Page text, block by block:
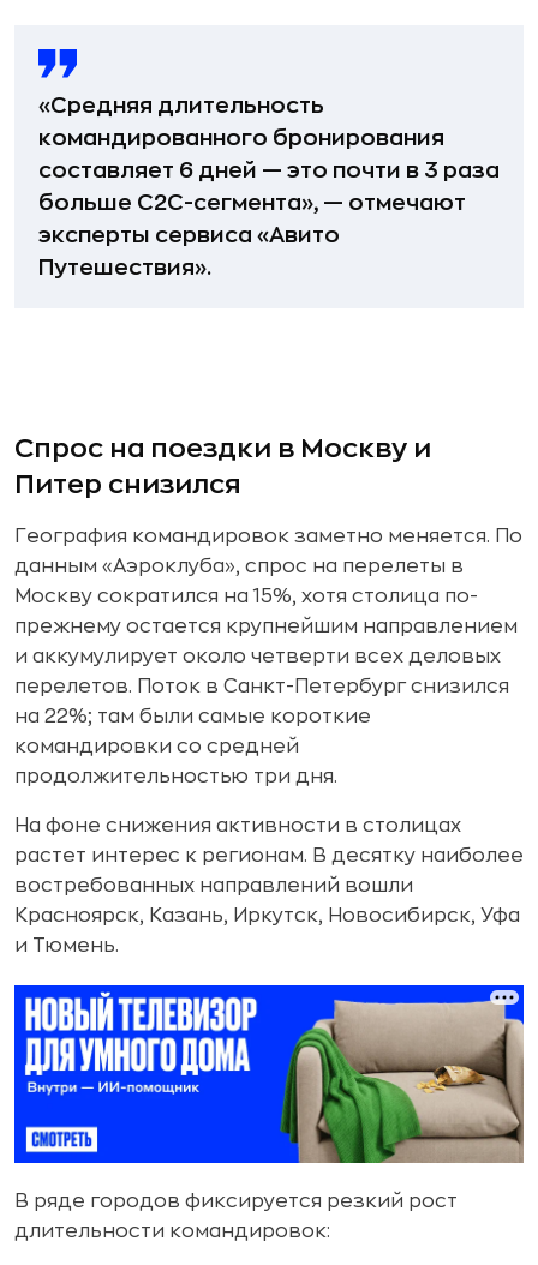
«Средняя длительность
командированного бронирования
составляет 6 дней — это почти в 3 раза
больше C2C-сегмента», — отмечают
эксперты сервиса «Авито
Путешествия».
Спрос на поездки в Москву и
Питер снизился
География командировок заметно меняется. По
данным «Аэроклуба», спрос на перелеты в
Москву сократился на 15%, хотя столица по-
прежнему остается крупнейшим направлением
и аккумулирует около четверти всех деловых
перелетов. Поток в Санкт-Петербург снизился
на 22%; там были самые короткие
командировки со средней
продолжительностью три дня.
На фоне снижения активности в столицах
растет интерес к регионам. В десятку наиболее
востребованных направлений вошли
Красноярск, Казань, Иркутск, Новосибирск, Уфа
и Тюмень.
В ряде городов фиксируется резкий рост
длительности командировок: